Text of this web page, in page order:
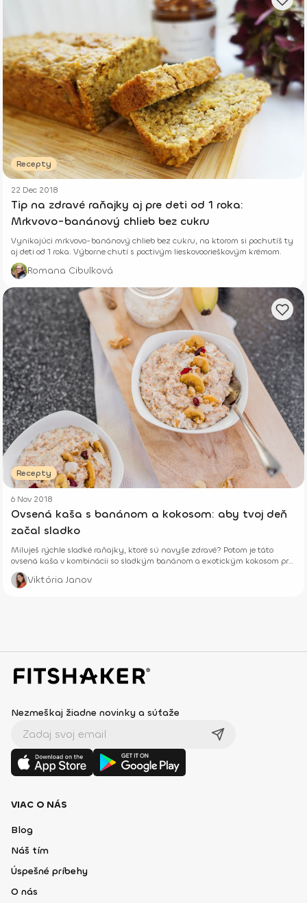
Recepty
22 Dec 2018
Tip na zdravé raňajky aj pre deti od 1 roka:
Mrkvovo-banánový chlieb bez cukru
Vynikajúci mrkvovo-banánový chlieb bez cukru, na ktorom si pochutíš ty
aj deti od 1 roka. Výborne chutí s poctivým lieskovoorieškovým krémom.
Romana Cibulková
Recepty
6 Nov 2018
Ovsená kaša s banánom a kokosom: aby tvoj deň
začal sladko
Miluješ rýchle sladké raňajky, ktoré sú navyše zdravé? Potom je táto
ovsená kaša v kombinácii so sladkým banánom a exotickým kokosom pre
teba.
Viktória Janov
Nezmeškaj žiadne novinky a súťaže
VIAC O NÁS
Blog
Náš tím
Úspešné príbehy
O nás